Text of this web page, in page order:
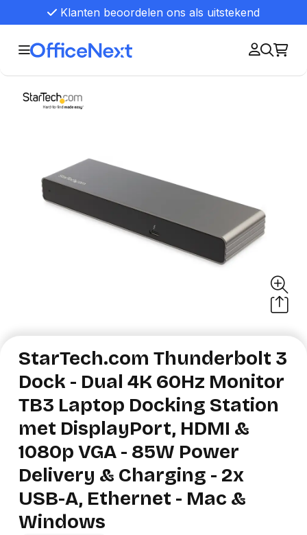
Klanten beoordelen ons als uitstekend
StarTech.com Thunderbolt 3
Dock - Dual 4K 60Hz Monitor
TB3 Laptop Docking Station
met DisplayPort, HDMI &
1080p VGA - 85W Power
Delivery & Charging - 2x
USB-A, Ethernet - Mac &
Windows